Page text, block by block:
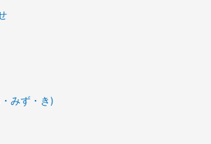
みず・き)